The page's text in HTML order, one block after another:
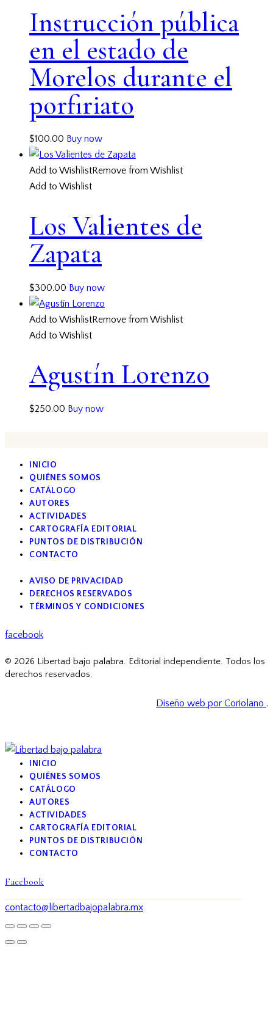
Instrucción pública
en el estado de
Morelos durante el
porfiriato
$100.00 Buy now
Add to WishlistRemove from Wishlist
Add to Wishlist
Los Valientes de
Zapata
$300.00 Buy now
Add to WishlistRemove from Wishlist
Add to Wishlist
Agustín Lorenzo
$250.00 Buy now
INICIO
QUIÉNES SOMOS
CATÁLOGO
AUTORES
ACTIVIDADES
CARTOGRAFÍA EDITORIAL
PUNTOS DE DISTRIBUCIÓN
CONTACTO
AVISO DE PRIVACIDAD
DERECHOS RESERVADOS
TÉRMINOS Y CONDICIONES
facebook
© 2026 Libertad bajo palabra. Editorial independiente. Todos los
derechos reservados.
Diseño web por Coriolano .
INICIO
QUIÉNES SOMOS
CATÁLOGO
AUTORES
ACTIVIDADES
CARTOGRAFÍA EDITORIAL
PUNTOS DE DISTRIBUCIÓN
CONTACTO
Facebook
contacto@libertadbajopalabra.mx